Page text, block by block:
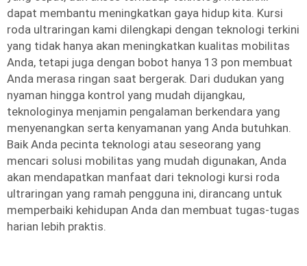
dapat membantu meningkatkan gaya hidup kita. Kursi
roda ultraringan kami dilengkapi dengan teknologi terkini
yang tidak hanya akan meningkatkan kualitas mobilitas
Anda, tetapi juga dengan bobot hanya 13 pon membuat
Anda merasa ringan saat bergerak. Dari dudukan yang
nyaman hingga kontrol yang mudah dijangkau,
teknologinya menjamin pengalaman berkendara yang
menyenangkan serta kenyamanan yang Anda butuhkan.
Baik Anda pecinta teknologi atau seseorang yang
mencari solusi mobilitas yang mudah digunakan, Anda
akan mendapatkan manfaat dari teknologi kursi roda
ultraringan yang ramah pengguna ini, dirancang untuk
memperbaiki kehidupan Anda dan membuat tugas-tugas
harian lebih praktis.